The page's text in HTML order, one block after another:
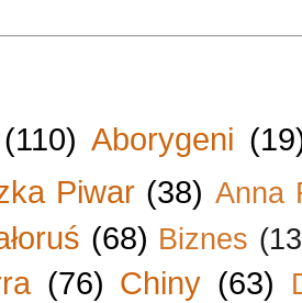
(110) Aborygeni
Piwar (38) Anna
(68) Biznes
(76) Chiny (63)